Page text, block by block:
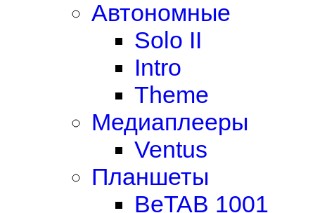
Автономные
Solo II
Intro
Theme
Медиаплееры
Ventus
Планшеты
BeTAB 1001